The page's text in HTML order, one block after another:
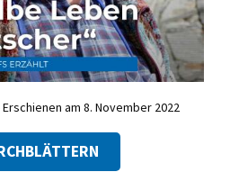
am 8. November 2022